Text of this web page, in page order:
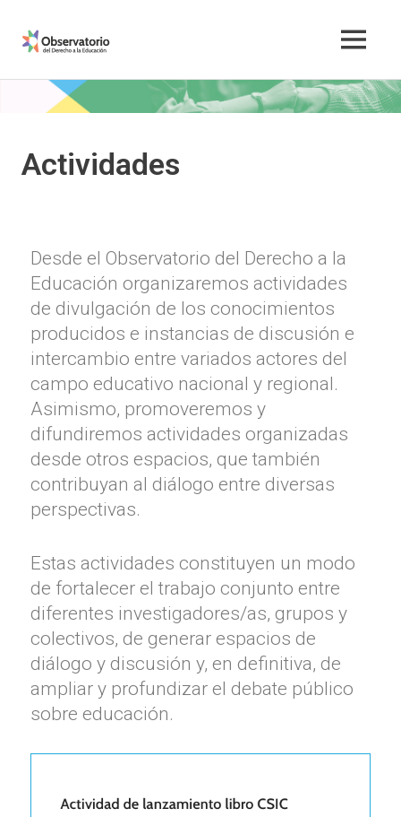
Derecho
la
Actividades
Desde el Observatorio del Derecho a la
Educación organizaremos actividades
de divulgación de los conocimientos
producidos e instancias de discusión e
intercambio entre variados actores del
campo educativo nacional y regional.
Asimismo, promoveremos y
difundiremos actividades organizadas
desde otros espacios, que también
contribuyan al diálogo entre diversas
perspectivas.
Estas actividades constituyen un modo
de fortalecer el trabajo conjunto entre
diferentes investigadores/as, grupos y
colectivos, de generar espacios de
diálogo y discusión y, en definitiva, de
ampliar y profundizar el debate público
sobre educación.